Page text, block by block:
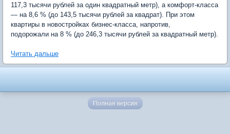
117,3 тысячи рублей за один квадратный метр), а комфорт-класса
— на 8,6 % (до 143,5 тысячи рублей за квадрат). При этом
квартиры в новостройках бизнес-класса, напротив,
подорожали на 8 % (до 246,3 тысячи рублей за квадратный метр).
Читать дальше
Полная версия